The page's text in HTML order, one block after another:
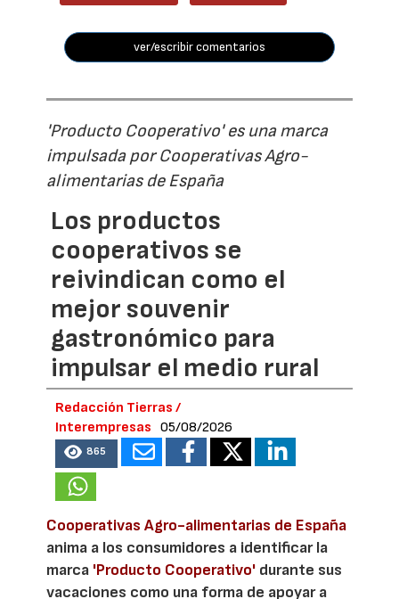
ver/escribir comentarios
'Producto Cooperativo' es una marca
impulsada por Cooperativas Agro-
alimentarias de España
Los productos
cooperativos se
reivindican como el
mejor souvenir
gastronómico para
impulsar el medio rural
Redacción Tierras /
Interempresas
05/08/2026
865
Cooperativas Agro-alimentarias de España
anima a los consumidores a identificar la
marca 'Producto Cooperativo' durante sus
vacaciones como una forma de apoyar a